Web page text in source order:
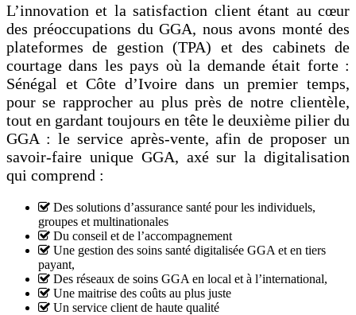
L’innovation et la satisfaction client étant au cœur
des préoccupations du GGA, nous avons monté des
plateformes de gestion (TPA) et des cabinets de
courtage dans les pays où la demande était forte :
Sénégal et Côte d’Ivoire dans un premier temps,
pour se rapprocher au plus près de notre clientèle,
tout en gardant toujours en tête le deuxième pilier du
GGA : le service après-vente, afin de proposer un
savoir-faire unique GGA, axé sur la digitalisation
qui comprend :
Des solutions d’assurance santé pour les individuels,
groupes et multinationales
Du conseil et de l’accompagnement
Une gestion des soins santé digitalisée GGA et en tiers
payant,
Des réseaux de soins GGA en local et à l’international,
Une maitrise des coûts au plus juste
Un service client de haute qualité